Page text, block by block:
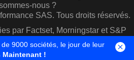
nous ?
SAS. Tous droits réservés.
par Factset, Morningstar et S&P
Capital IQ
9000 sociétés, le jour de leur
Maintenant !